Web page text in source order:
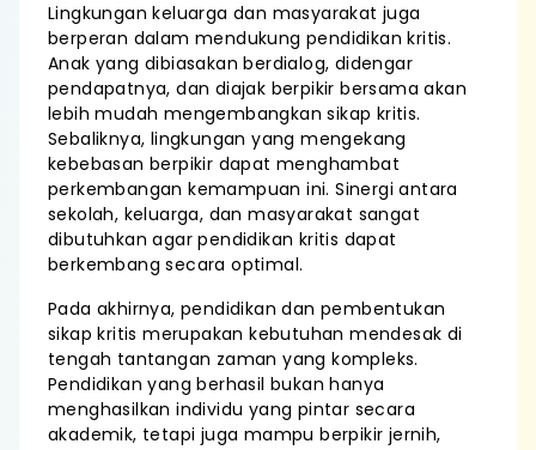
Lingkungan keluarga dan masyarakat juga
berperan dalam mendukung pendidikan kritis.
Anak yang dibiasakan berdialog, didengar
pendapatnya, dan diajak berpikir bersama akan
lebih mudah mengembangkan sikap kritis.
Sebaliknya, lingkungan yang mengekang
kebebasan berpikir dapat menghambat
perkembangan kemampuan ini. Sinergi antara
sekolah, keluarga, dan masyarakat sangat
dibutuhkan agar pendidikan kritis dapat
berkembang secara optimal.
Pada akhirnya, pendidikan dan pembentukan
sikap kritis merupakan kebutuhan mendesak di
tengah tantangan zaman yang kompleks.
Pendidikan yang berhasil bukan hanya
menghasilkan individu yang pintar secara
akademik, tetapi juga mampu berpikir jernih,